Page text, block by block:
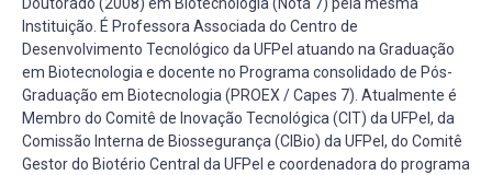
Instituição. É Professora Associada do Centro de
Desenvolvimento Tecnológico da UFPel atuando na Graduação
em Biotecnologia e docente no Programa consolidado de Pós-
Graduação em Biotecnologia (PROEX / Capes 7). Atualmente é
Membro do Comitê de Inovação Tecnológica (CIT) da UFPel, da
Comissão Interna de Biossegurança (CIBio) da UFPel, do Comitê
Gestor do Biotério Central da UFPel e coordenadora do programa